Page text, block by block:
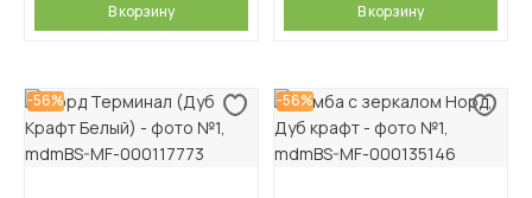
В корзину В корзину
-56% -56%